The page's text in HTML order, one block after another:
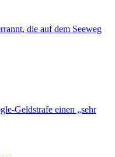
die auf dem Seeweg
Geldstrafe einen „sehr